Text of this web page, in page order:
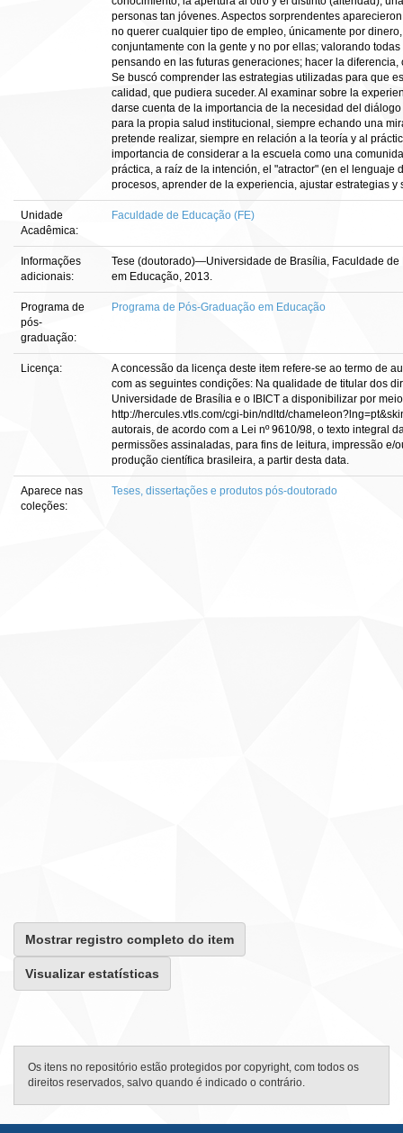
personas tan jóvenes. Aspectos sorprendentes
no querer cualquier tipo de empleo, únicamente por
conjuntamente con la gente y no por ellas; valorando
pensando en las futuras generaciones; hacer la
Se buscó comprender las estrategias utilizadas para que
calidad, que pudiera suceder. Al examinar sobre la
darse cuenta de la importancia de la necesidad del
para la propia salud institucional, siempre echando una
pretende realizar, siempre en relación a la teoría y al
importancia de considerar a la escuela como una
práctica, a raíz de la intención, el "atractor" (en el lenguaje
procesos, aprender de la experiencia, ajustar estrategias y
Unidade
Acadêmica:
Faculdade de Educação (FE)
Informações
adicionais:
Tese (doutorado)—Universidade de Brasília, Faculdade
em Educação, 2013.
Programa de
pós-
graduação:
Programa de Pós-Graduação em Educação
Licença:
A concessão da licença deste item refere-se ao termo de
com as seguintes condições: Na qualidade de titular dos
Universidade de Brasília e o IBICT a disponibilizar por
http://hercules.vtls.com/cgi-bin/ndltd/
autorais, de acordo com a Lei nº 9610/98, o texto integral
permissões assinaladas, para fins de leitura, impressão e/
produção científica brasileira, a partir desta data.
Aparece nas
coleções:
Teses, dissertações e produtos pós-doutorado
Mostrar registro completo do item
Visualizar estatísticas
Os itens no repositório estão protegidos por copyright, com todos os
direitos reservados, salvo quando é indicado o contrário.